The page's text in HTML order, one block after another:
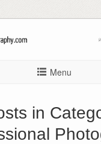
Menu
in